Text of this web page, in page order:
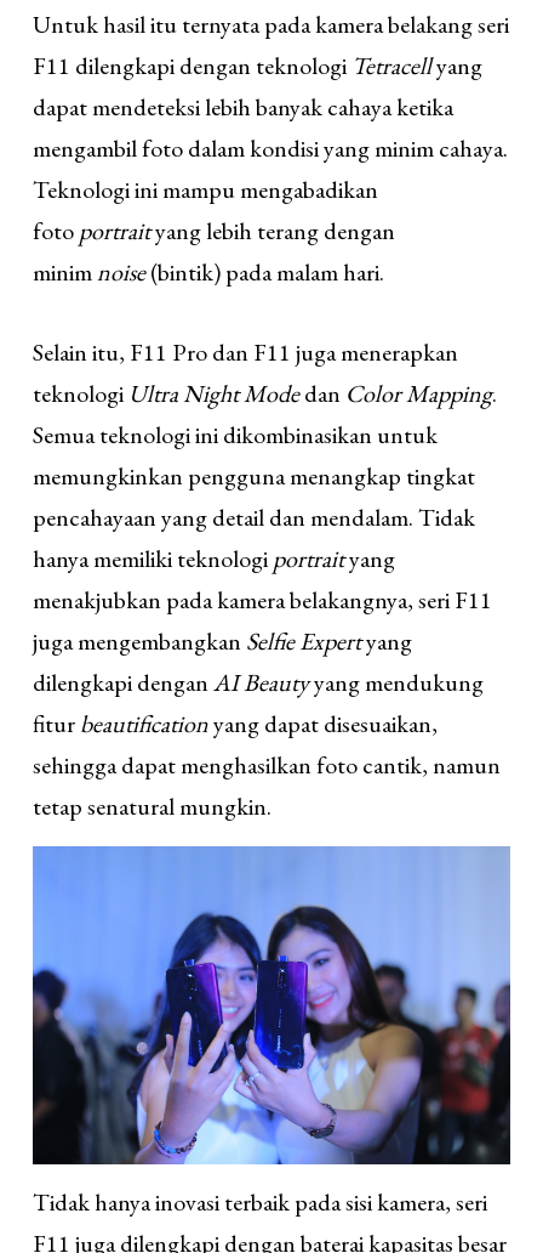
Untuk hasil itu ternyata pada kamera belakang seri
F11 dilengkapi dengan teknologi Tetracellyang
dapat mendeteksi lebih banyak cahaya ketika
mengambil foto dalam kondisi yang minim cahaya.
Teknologi ini mampu mengabadikan
fotoportraityang lebih terang dengan
minimnoise(bintik) pada malam hari.
Selain itu, F11 Pro dan F11 juga menerapkan
teknologi Ultra Night Modedan Color Mapping.
Semua teknologi ini dikombinasikan untuk
memungkinkan pengguna menangkap tingkat
pencahayaan yang detail dan mendalam. Tidak
hanya memiliki teknologiportraityang
menakjubkan pada kamera belakangnya, seri F11
juga mengembangkan Selfie Expertyang
dilengkapi denganAI Beautyyang mendukung
fiturbeautificationyang dapat disesuaikan,
sehingga dapat menghasilkan foto cantik, namun
tetap senatural mungkin.
Tidak hanya inovasi terbaik pada sisi kamera, seri
F11 juga dilengkapi dengan baterai kapasitas besar